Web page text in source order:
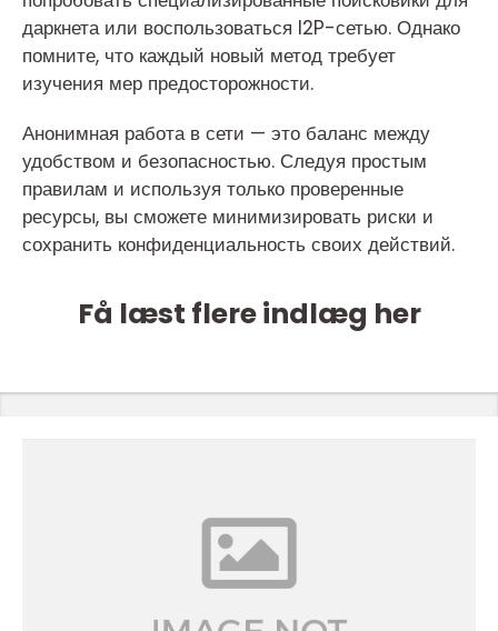
даркнета или воспользоваться I2P-сетью. Однако
помните, что каждый новый метод требует
изучения мер предосторожности.
Анонимная работа в сети — это баланс между
удобством и безопасностью. Следуя простым
правилам и используя только проверенные
ресурсы, вы сможете минимизировать риски и
сохранить конфиденциальность своих действий.
Få læst flere indlæg her